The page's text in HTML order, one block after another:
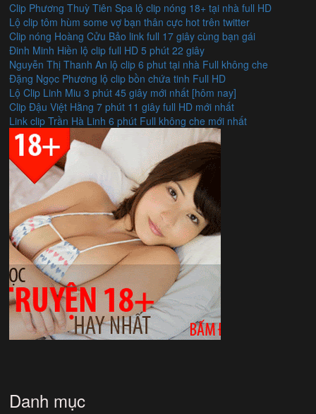
Clip Phương Thuỳ Tiên Spa lộ clip nóng 18+ tại nhà full HD
Lộ clip tôm hùm some vợ bạn thân cực hot trên twitter
Clip nóng Hoàng Cửu Bảo link full 17 giây cùng bạn gái
Đinh Minh Hiền lộ clip full HD 5 phút 22 giây
Nguyễn Thị Thanh An lộ clip 6 phut tại nhà Full không che
Đặng Ngọc Phương lộ clip bồn chứa tinh Full HD
Lộ Clip Linh Miu 3 phút 45 giây mới nhất [hôm nay]
Clip Đậu Việt Hằng 7 phút 11 giây full HD mới nhất
Link clip Trần Hà Linh 6 phút Full không che mới nhất
Danh mục